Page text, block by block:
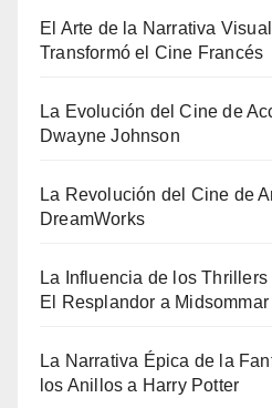
El Arte de la Narrativa
Transformó el Cine Francés
La Evolución del Cine de
Dwayne Johnson
La Revolución del Cine de
DreamWorks
La Influencia de los
El Resplandor a Midsommar
La Narrativa Épica de la
los Anillos a Harry Potter